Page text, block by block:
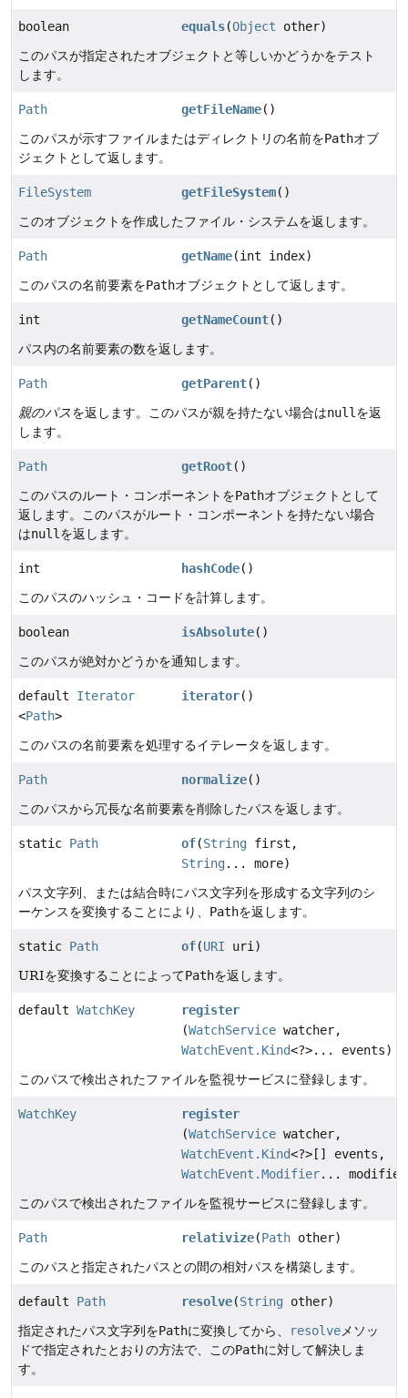
boolean equals(Object other)
このパスが指定されたオブジェクトと等しいかどうかをテスト
します。
Path getFileName()
このパスが示すファイルまたはディレクトリの名前をPathオブ
ジェクトとして返します。
FileSystem getFileSystem()
このオブジェクトを作成したファイル・システムを返します。
Path getName(int index)
このパスの名前要素をPathオブジェクトとして返します。
int getNameCount()
パス内の名前要素の数を返します。
Path getParent()
親のパスを返します。このパスが親を持たない場合はnull を返
します。
Path getRoot()
このパスのルート・コンポーネントをPathオブジェクトとして
返します。このパスがルート・コンポーネントを持たない場合
はnull を返します。
int hashCode()
このパスのハッシュ・コードを計算します。
boolean isAbsolute()
このパスが絶対かどうかを通知します。
default Iterator
<Path>
iterator()
このパスの名前要素を処理するイテレータを返します。
Path normalize()
このパスから冗長な名前要素を削除したパスを返します。
static Path of(String first,
String... more)
パス文字列、または結合時にパス文字列を形成する文字列のシ
ーケンスを変換することにより、 Pathを返します。
static Path of(URI uri)
URIを変換することによってPathを返します。
default WatchKey
register
(WatchService watcher,
WatchEvent.Kind<?>... events)
このパスで検出されたファイルを監視サービスに登録します。
WatchKey
register
(WatchService watcher,
WatchEvent.Kind<?>[] events,
WatchEvent.Modifier...
このパスで検出されたファイルを監視サービスに登録します。
Path relativize(Path other)
このパスと指定されたパスとの間の相対パスを構築します。
default Path resolve(String other)
指定されたパス文字列をPathに変換してから、 resolve メソッ
ドで指定されたとおりの方法で、このPathに対して解決しま
す。